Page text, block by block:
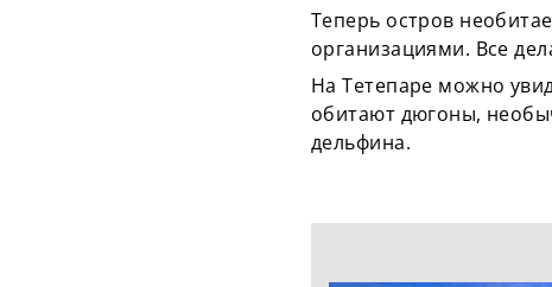
Теперь остров
организациями. Все
На Тетепаре можно
обитают дюгоны,
дельфина.